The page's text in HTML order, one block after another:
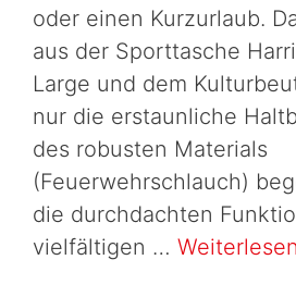
oder einen Kurzurlaub.
aus der Sporttasche
Large und dem
nur die erstaunliche
des robusten Materials
(Feuerwehrschlauch)
die durchdachten
vielfältigen … Weiterlesen